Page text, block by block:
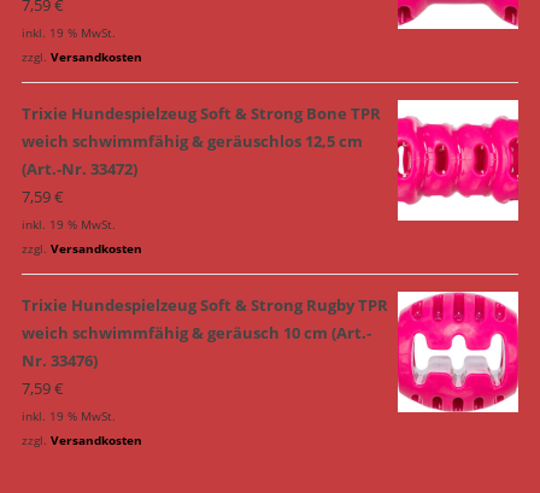
7,59€
inkl. 19 % MwSt.
zzgl. Versandkosten
Trixie Hundespielzeug Soft & Strong Bone TPR
weich schwimmfähig & geräuschlos 12,5 cm
(Art.-Nr. 33472)
7,59€
inkl. 19 % MwSt.
zzgl. Versandkosten
Trixie Hundespielzeug Soft & Strong Rugby TPR
weich schwimmfähig & geräusch 10 cm (Art.-
Nr. 33476)
7,59€
inkl. 19 % MwSt.
zzgl. Versandkosten